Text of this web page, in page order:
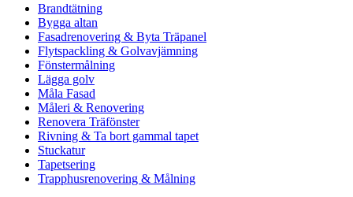
Brandtätning
Bygga altan
Fasadrenovering & Byta Träpanel
Flytspackling & Golvavjämning
Fönstermålning
Lägga golv
Måla Fasad
Måleri & Renovering
Renovera Träfönster
Rivning & Ta bort gammal tapet
Stuckatur
Tapetsering
Trapphusrenovering & Målning